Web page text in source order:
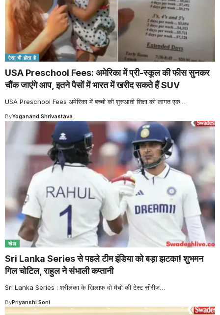
ऐसा भी होता है
USA Preschool Fees: अमेरिका में प्री-स्कूल की फीस सुनकर
चौंक जाएंगे आप, इतने पैसों में भारत में खरीद सकते हैं SUV
USA Preschool Fees अमेरिका में बच्चों की शुरुआती शिक्षा की लागत एक…
ByYoganand Shrivastava
खेल
Sri Lanka Series से पहले टीम इंडिया को बड़ा झटका! शुभमन
गिल चोटिल, राहुल ने संभाली कप्तानी
Sri Lanka Series : श्रीलंका के खिलाफ दो मैचों की टेस्ट सीरीज…
ByPriyanshi Soni